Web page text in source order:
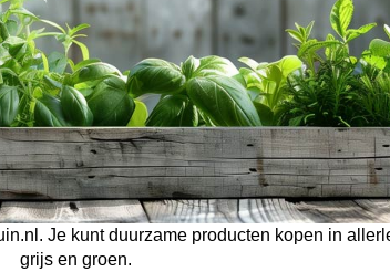
Je kunt duurzame producten kopen in
grijs en groen.